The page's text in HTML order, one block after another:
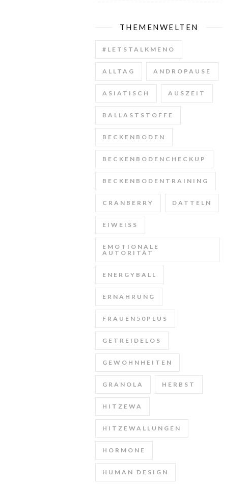
THEMENWELTEN
#LETSTALKMENO
ALLTAG ANDROPAUSE
ASIATISCH AUSZEIT
BALLASTSTOFFE
BECKENBODEN
BECKENBODENCHECKUP
BECKENBODENTRAINING
CRANBERRY DATTELN
EIWEISS
EMOTIONALE
AUTORITÄT
ENERGYBALL
ERNÄHRUNG
FRAUEN50PLUS
GETREIDELOS
GEWOHNHEITEN
GRANOLA HERBST
HITZEWA
HITZEWALLUNGEN
HORMONE
HUMAN DESIGN